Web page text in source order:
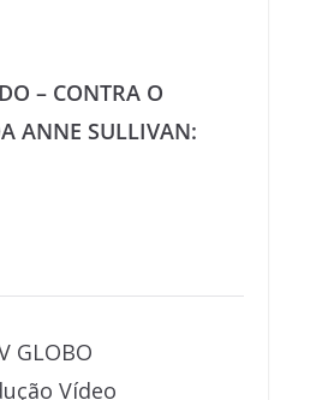
– CONTRA O
ANNE SULLIVAN:
GLOBO
Vídeo